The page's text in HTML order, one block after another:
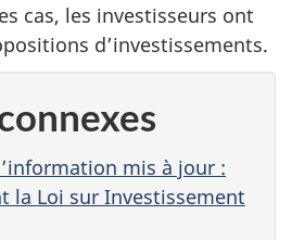
cas, les investisseurs ont
d’investissements.
mis à jour :
la Loi sur Investissement